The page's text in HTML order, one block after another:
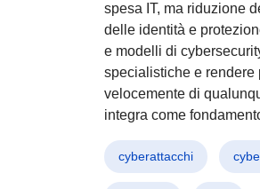
spesa IT, ma riduzione
delle identità e
e modelli di
specialistiche e rendere
velocemente di
integra come
cyberattacchi